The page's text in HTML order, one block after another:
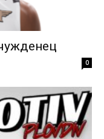
0